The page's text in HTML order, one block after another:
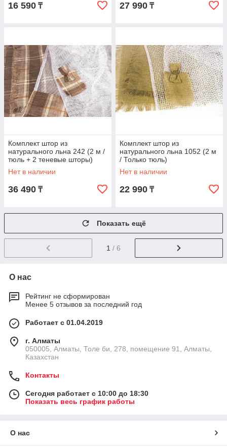
16 590 ₸ 27 990 ₸
Комплект штор из
натурального льна 242 (2 м /
тюль + 2 теневые шторы)
Нет в наличии
36 490 ₸
Комплект штор из
натурального льна 1052 (2 м
/ Только тюль)
Нет в наличии
22 990 ₸
Показать ещё
1 / 6
О нас
Рейтинг не сформирован
Менее 5 отзывов за последний год
Работает с 01.04.2019
г. Алматы
050005, Алматы, Толе би, 278, помещение 91, Алматы,
Казахстан
Контакты
Сегодня работает с 10:00 до 18:30
Показать весь график работы
О нас